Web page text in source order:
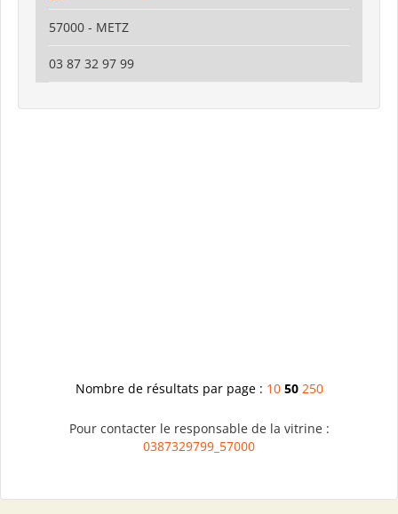
57000 - METZ
03 87 32 97 99
Nombre de résultats par page : 10 50 250
Pour contacter le responsable de la vitrine :
0387329799_57000